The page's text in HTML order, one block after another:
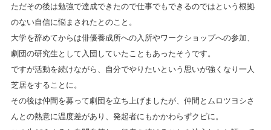
ただその後は勉強で達成できたので仕事でもできるのではという根拠
のない自信に悩まされたとのこと。
大学を辞めてからは俳優養成所への入所やワークショップへの参加、
劇団の研究生として入団していたこともあったそうです。
ですが活動を続けながら、自分でやりたいという思いが強くなり一人
芝居をすることに。
その後は仲間を募って劇団を立ち上げましたが、仲間とムロツヨシさ
んとの熱意に温度差があり、発起者にもかかわらずクビに。